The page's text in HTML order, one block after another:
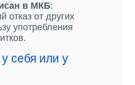
в МКБ:
отказ от других
употребления
себя или у